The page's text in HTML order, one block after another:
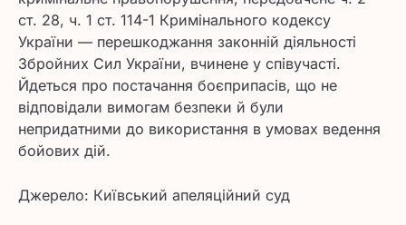
ст. 28, ч. 1 ст. 114-1 Кримінального кодексу
України — перешкоджання законній діяльності
Збройних Сил України, вчинене у співучасті.
Йдеться про постачання боєприпасів, що не
відповідали вимогам безпеки й були
непридатними до використання в умовах ведення
бойових дій.
Джерело: Київський апеляційний суд